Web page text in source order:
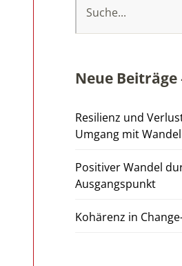
Neue Beiträge
Resilienz und
Umgang mit Wandel
Positiver Wandel
Ausgangspunkt
Kohärenz in